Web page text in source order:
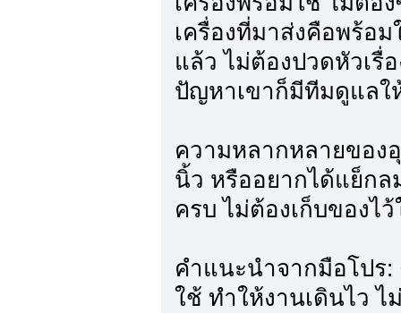
เครื่องที่มาส่งคือพร้อ
แล้ว ไม่ต้องปวดหัวเรื่
ปัญหาเขาก็มีทีมดูแลใ
ความหลากหลายของ
นิ้ว หรืออยากได้แย็กล
ครบ ไม่ต้องเก็บของไ
คำแนะนำจากมือโปร
ใช้ ทำให้งานเดินไว ไ